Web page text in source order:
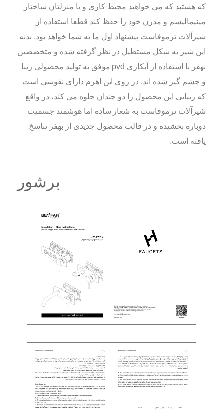
که هستید که می خواهید محیط کاری و یا منزلتان ساختار
مینیمالیسم و مدرن خود را حفظ کند قطعا استفاده از
شیرآلات ترموفاست پیشنهاد اول ما به شما خواهد بود. بدنه
این شیر به شکل مستطیل در نظر گرفته شده و متخصصین
بهفر با استفاده از آبکاری pvd موفق به تولید محصولی زیبا
و چشم گیر شده اند. در روی این اهرم دارای نقوشی است
که زیبایی این محصول را دو چندان جلوه می کند، در واقع
شیرآلات ترموفاست به شعار ساده اما هوشمند جسمیت
دوباره بخشیده و در قالب محصول جدیدی از بهفر تناسخ
یافته است.
برشور